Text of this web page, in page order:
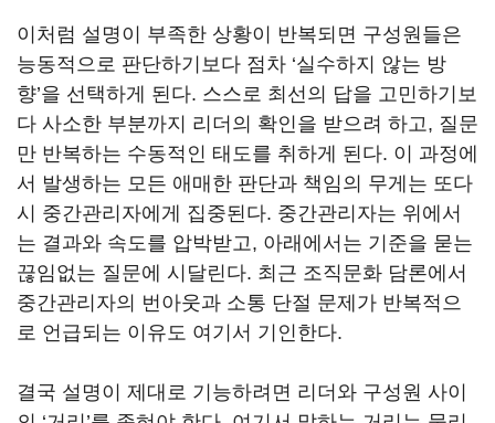
이처럼 설명이 부족한 상황이 반복되면 구성원들은
능동적으로 판단하기보다 점차 ‘실수하지 않는 방
향’을 선택하게 된다. 스스로 최선의 답을 고민하기보
다 사소한 부분까지 리더의 확인을 받으려 하고, 질문
만 반복하는 수동적인 태도를 취하게 된다. 이 과정에
서 발생하는 모든 애매한 판단과 책임의 무게는 또다
시 중간관리자에게 집중된다. 중간관리자는 위에서
는 결과와 속도를 압박받고, 아래에서는 기준을 묻는
끊임없는 질문에 시달린다. 최근 조직문화 담론에서
중간관리자의 번아웃과 소통 단절 문제가 반복적으
로 언급되는 이유도 여기서 기인한다.
결국 설명이 제대로 기능하려면 리더와 구성원 사이